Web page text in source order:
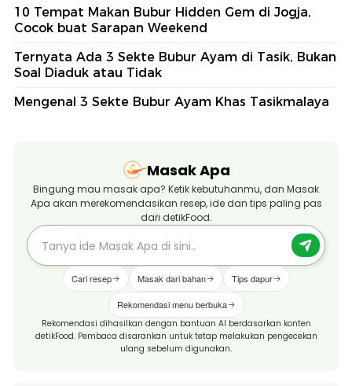
10 Tempat Makan Bubur Hidden Gem di Jogja,
Cocok buat Sarapan Weekend
Ternyata Ada 3 Sekte Bubur Ayam di Tasik, Bukan
Soal Diaduk atau Tidak
Mengenal 3 Sekte Bubur Ayam Khas Tasikmalaya
Masak Apa
Bingung mau masak apa? Ketik kebutuhanmu, dan Masak
Apa akan merekomendasikan resep, ide dan tips paling pas
dari detikFood.
Cari resep Masak dari bahan Tips dapur
Rekomendasi menu berbuka
Rekomendasi dihasilkan dengan bantuan AI berdasarkan konten
detikFood. Pembaca disarankan untuk tetap melakukan pengecekan
ulang sebelum digunakan.